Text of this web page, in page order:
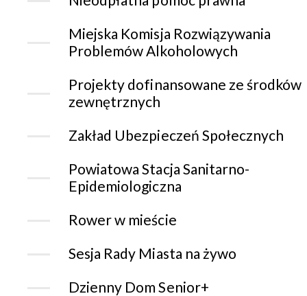
Miejska Komisja Rozwiązywania
Problemów Alkoholowych
Projekty dofinansowane ze środków
zewnętrznych
Zakład Ubezpieczeń Społecznych
Powiatowa Stacja Sanitarno-
Epidemiologiczna
Rower w mieście
Sesja Rady Miasta na żywo
Dzienny Dom Senior+